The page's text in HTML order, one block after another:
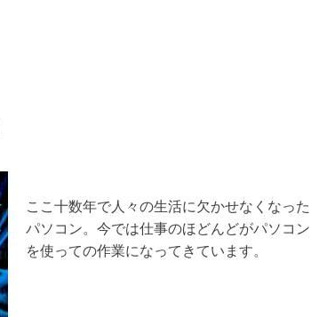
ここ十数年で人々の生活に欠かせなくなった
パソコン。今では仕事のほどんどがパソコン
を使っての作業になってきています。